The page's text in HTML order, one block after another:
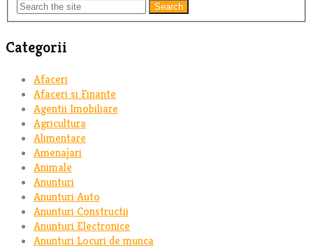
Search
Categorii
Afaceri
Afaceri si Finante
Agentii Imobiliare
Agricultura
Alimentare
Amenajari
Animale
Anunturi
Anunturi Auto
Anunturi Constructii
Anunturi Electronice
Anunturi Locuri de munca